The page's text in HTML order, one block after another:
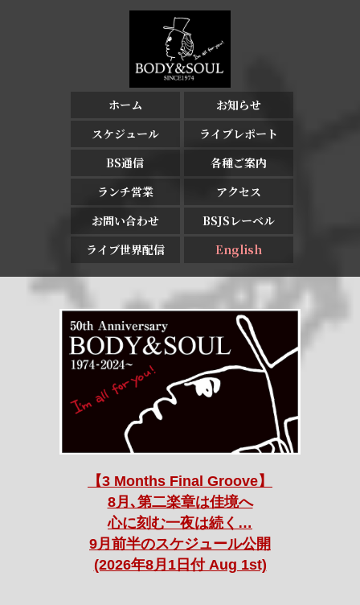
ホーム
お知らせ
スケジュール
ライブレポート
BS通信
各種ご案内
ランチ営業
アクセス
お問い合わせ
BSJSレーベル
ライブ世界配信
English
【3 Months Final Groove】
8月､第二楽章は佳境へ
心に刻む一夜は続く…
9月前半のスケジュール公開
(2026年8月1日付 Aug 1st)